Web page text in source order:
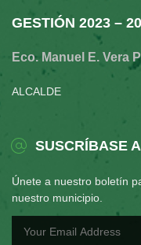
GESTIÓN 2023 –
Eco. Manuel E. Vera
ALCALDE
SUSCRÍBASE
Únete a nuestro boletín
nuestro municipio.